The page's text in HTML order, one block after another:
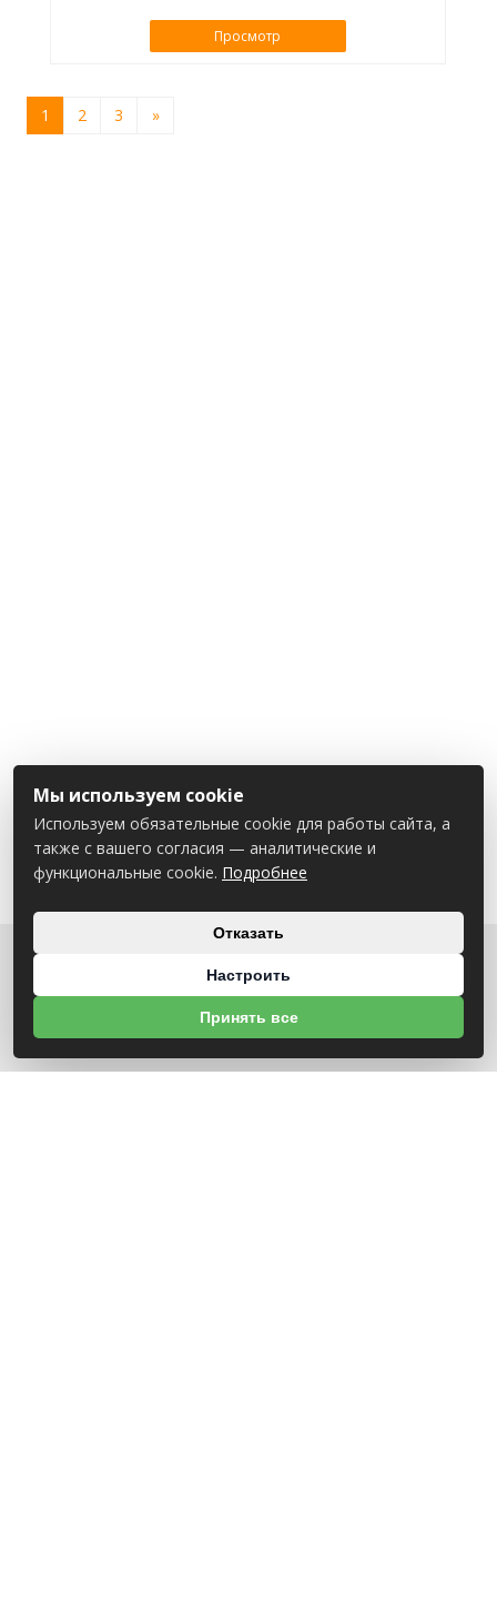
Просмотр
1 2 3 »
УНП 791418934 ООО МАГАЗИН БЕНЗОТЕХНИКА
Мы используем cookie
Используем обязательные cookie для работы сайта, а
также с вашего согласия — аналитические и
функциональные cookie. Подробнее
Отказать
Настроить
Принять все